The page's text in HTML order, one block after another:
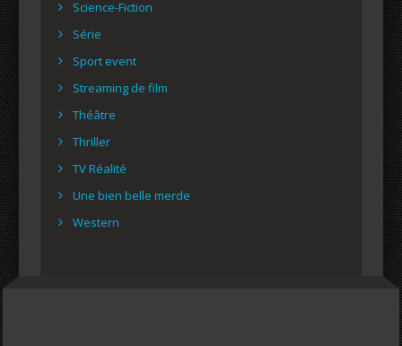
Science-Fiction
Série
Sport event
Streaming de film
Théâtre
Thriller
TV Réalité
Une bien belle merde
Western